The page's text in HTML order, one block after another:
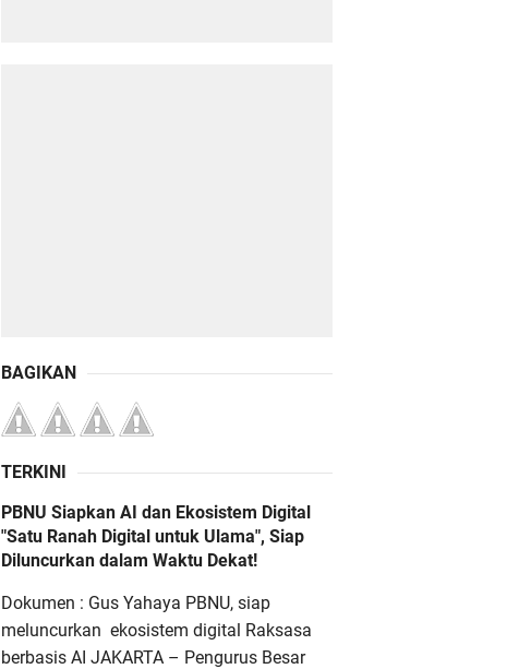
BAGIKAN
TERKINI
PBNU Siapkan AI dan Ekosistem Digital
"Satu Ranah Digital untuk Ulama", Siap
Diluncurkan dalam Waktu Dekat!
Dokumen : Gus Yahaya PBNU, siap
meluncurkan ekosistem digital Raksasa
berbasis AI JAKARTA – Pengurus Besar